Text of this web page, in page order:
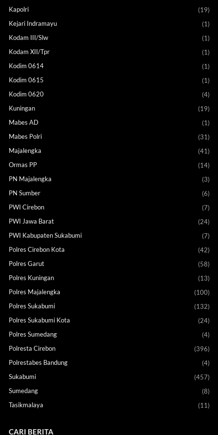
Kapolri
(19)
Kejari Indramayu
(1)
Kodam III/Slw
(1)
Kodam XII/Tpr
(1)
Kodim 0614
(1)
Kodim 0615
(1)
Kodim 0620
(4)
Kuningan
(19)
Mabes AD
(1)
Mabes Polri
(31)
Majalengka
(41)
Ormas PP
(14)
PN Majalengka
(3)
PN Sumber
(6)
PWI Cirebon
(7)
PWI Jawa Barat
(24)
PWI Kabupaten Sukabumi
(7)
Polres Cirebon Kota
(42)
Polres Garut
(58)
Polres Kuningan
(13)
Polres Majalengka
(100)
Polres Sukabumi
(132)
Polres Sukabumi Kota
(24)
Polres Sumedang
(4)
Polresta Cirebon
(396)
Polrestabes Bandung
(4)
Sukabumi
(457)
Sumedang
(8)
Tasikmalaya
(11)
CARI BERITA